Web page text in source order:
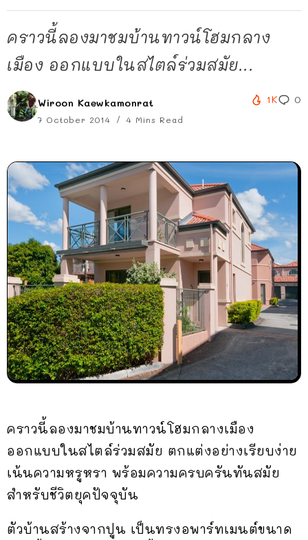
คราวนี้ลองมาชมบ้านทาวน์โฮมกลาง
เมือง ออกแบบในสไตล์ร่วมสมัย...
Wiroon Kaewkamonrat
7 October 2014 4 Mins Read
1K 0
คราวนี้ลองมาชมบ้านทาวน์โฮมกลางเมือง
ออกแบบในสไตล์ร่วมสมัย ตกแต่งอย่างเรียบง่าย
เน้นความหรูหรา พร้อมความครบครันทันสมัย
สำหรับชีวิตยุคปัจจุบัน
ตัวบ้านสร้างจากปูน เป็นทรงอพาร์ทเมนต์ขนาด